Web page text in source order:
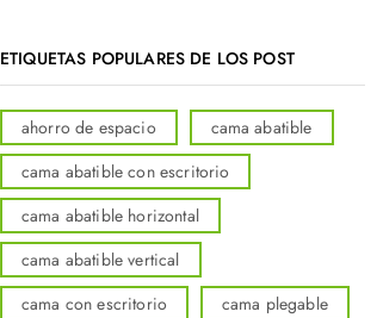
ETIQUETAS POPULARES DE LOS POST
ahorro de espacio
cama abatible
cama abatible con escritorio
cama abatible horizontal
cama abatible vertical
cama con escritorio
cama plegable